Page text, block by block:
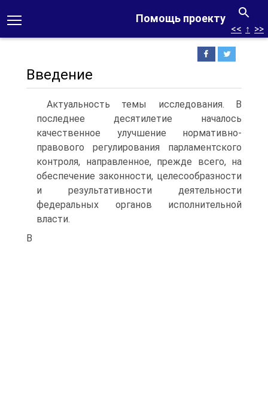
Помощь проекту
<< ↑ >>
Введение
Актуальность темы исследования. В
последнее десятилетие началось
качественное улучшение нормативно-
правового регулирования парламентского
контроля, направленное, прежде всего, на
обеспечение законности, целесообразности
и результативности деятельности
федеральных органов исполнительной
власти.
В